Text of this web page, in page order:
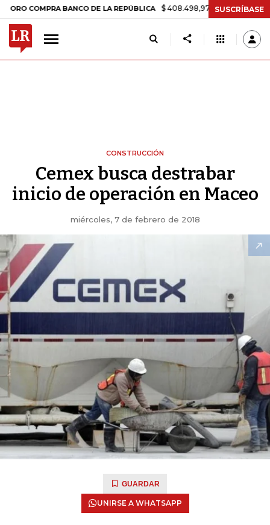
COMPRA BANCO DE LA REPÚBLICA $ 408.498,97 +$ 8.753,81 +2,19%
SUSCRÍBASE
CONSTRUCCIÓN
Cemex busca destrabar
inicio de operación en Maceo
miércoles, 7 de febrero de 2018
GUARDAR
UNIRSE A WHATSAPP